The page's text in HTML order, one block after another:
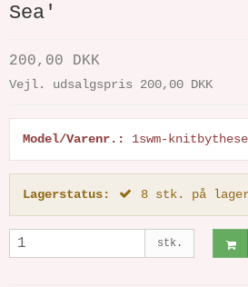
Sea'
200,00 DKK
Vejl. udsalgspris 200,00 DKK
Model/Varenr.: 1swm-
Lagerstatus: 8 stk. på
stk.